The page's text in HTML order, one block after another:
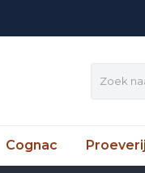
Cognac